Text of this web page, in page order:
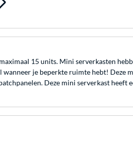
15 units. Mini serverkasten
je beperkte ruimte hebt! Deze
Deze mini serverkast